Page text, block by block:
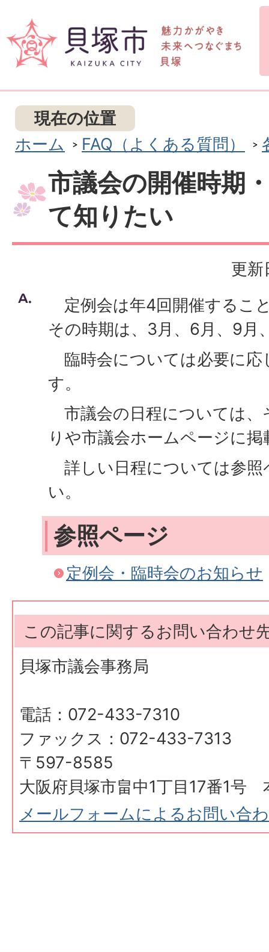
現在の位置
ホーム
FAQ（よくある質問）
市議会の開催時期
て知りたい
更新
定例会は年4回開催するこ
その時期は、3月、6月、9
臨時会については必要に応
す。
市議会の日程については、
りや市議会ホームページに
詳しい日程については参照
い。
参照ページ
定例会・臨時会のお知らせ
この記事に関するお問い合わせ
貝塚市議会事務局
電話：072-433-7310
ファックス：072-433-7313
〒597-8585
大阪府貝塚市畠中1丁目17番1号
メールフォームによるお問い合